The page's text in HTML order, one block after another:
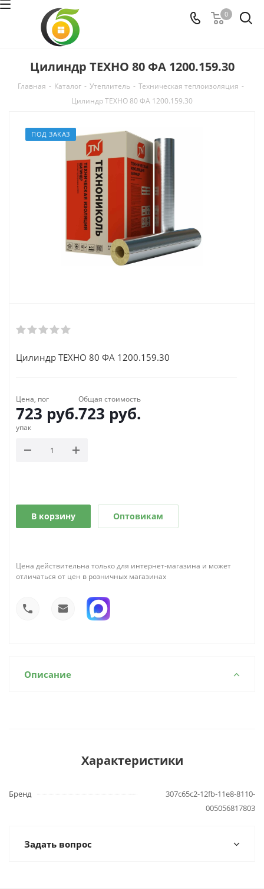
0
Цилиндр ТЕХНО 80 ФА 1200.159.30
Главная - Каталог - Утеплитель - Техническая теплоизоляция -
Цилиндр ТЕХНО 80 ФА 1200.159.30
ПОД ЗАКАЗ
Цилиндр ТЕХНО 80 ФА 1200.159.30
Цена, пог
723 руб.
Общая стоимость
723 руб.
упак
В корзину Оптовикам
Цена действительна только для интернет-магазина и может
отличаться от цен в розничных магазинах
Описание
Характеристики
Бренд
307c65c2-12fb-11e8-8110-
005056817803
Задать вопрос